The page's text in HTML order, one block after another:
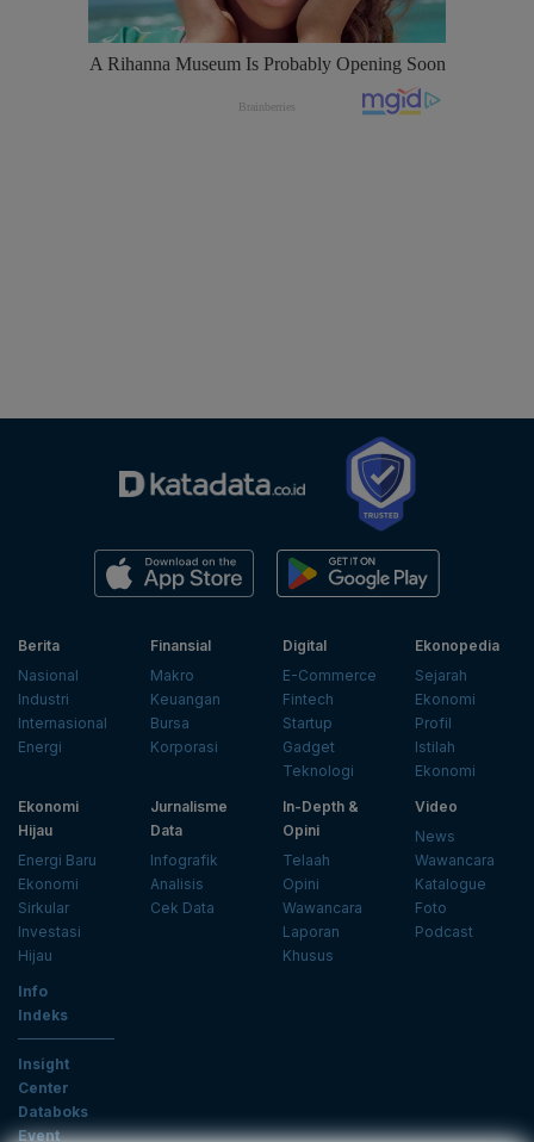
Berita
Nasional
Industri
Internasional
Energi
Finansial
Makro
Keuangan
Bursa
Korporasi
Digital
E-Commerce
Fintech
Startup
Gadget
Teknologi
Ekonopedia
Sejarah
Ekonomi
Profil
Istilah
Ekonomi
Ekonomi
Hijau
Energi Baru
Ekonomi
Sirkular
Investasi
Hijau
Jurnalisme
Data
Infografik
Analisis
Cek Data
In-Depth &
Opini
Telaah
Opini
Wawancara
Laporan
Khusus
Video
News
Wawancara
Katalogue
Foto
Podcast
Info
Indeks
Insight
Center
Databoks
Event